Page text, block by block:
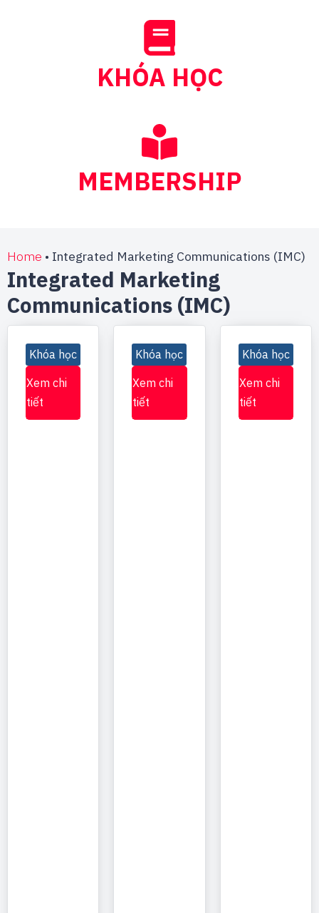
KHÓA HỌC
MEMBERSHIP
Home • Integrated Marketing Communications (IMC)
Integrated Marketing
Communications (IMC)
Khóa học
Xem chi
tiết
Khóa học
Xem chi
tiết
Khóa học
Xem chi
tiết